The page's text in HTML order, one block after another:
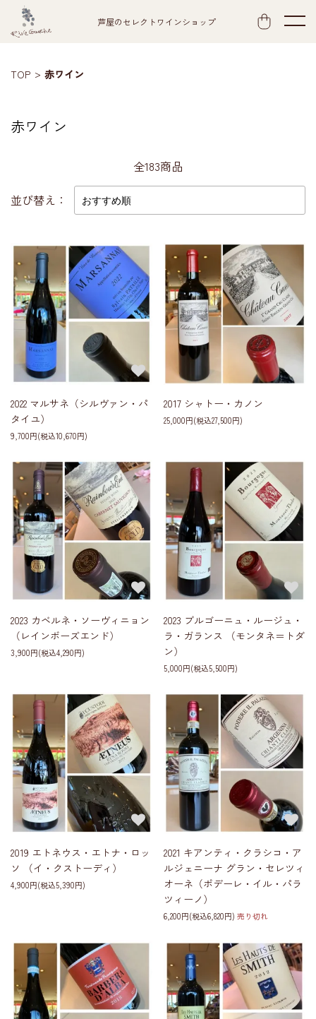
芦屋のセレクトワインショップ
TOP 赤ワイン
赤ワイン
全183商品
並び替え：
2022 マルサネ（シルヴァン・パ
タイユ）
9,700円(税込10,670円)
2017 シャトー・カノン
25,000円(税込27,500円)
2023 カベルネ・ソーヴィニョン
（レインボーズエンド）
3,900円(税込4,290円)
2023 ブルゴーニュ・ルージュ・
ラ・ガランス （モンタネ＝トダ
ン）
5,000円(税込5,500円)
2019 エトネウス・エトナ・ロッ
ソ （イ・クストーディ）
4,900円(税込5,390円)
2021 キアンティ・クラシコ・ア
ルジェニーナ グラン・セレツィ
オーネ（ポデーレ・イル・パラ
ツィーノ）
6,200円(税込6,820円) 売り切れ